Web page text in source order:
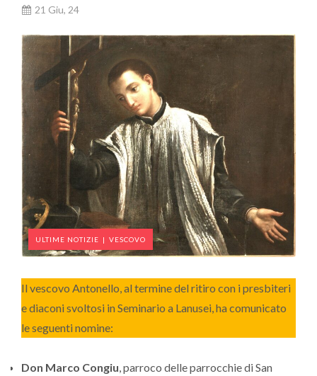
21 Giu, 24
ULTIME NOTIZIE | VESCOVO
Il vescovo Antonello, al termine del ritiro con i presbiteri
e diaconi svoltosi in Seminario a Lanusei, ha comunicato
le seguenti nomine:
Don Marco Congiu , parroco delle parrocchie di San